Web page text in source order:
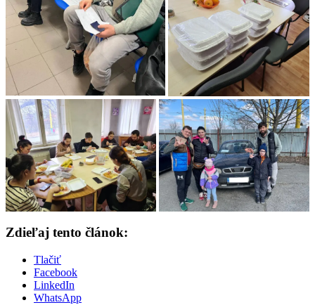
Zdieľaj tento článok:
Tlačiť
Facebook
LinkedIn
WhatsApp